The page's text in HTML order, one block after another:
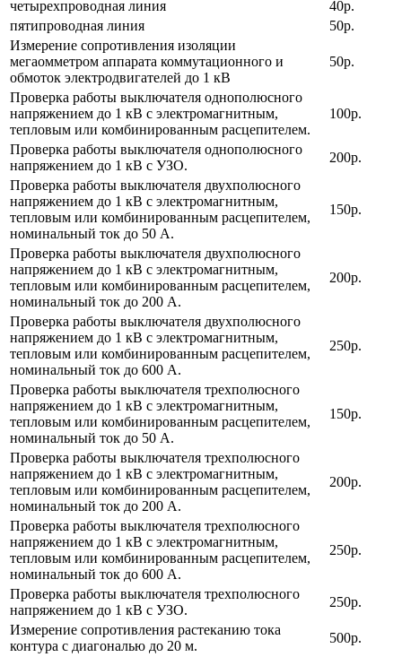
четырехпроводная линия
40р.
пятипроводная линия
50р.
Измерение сопротивления изоляции
мегаомметром аппарата коммутационного и
обмоток электродвигателей до 1 кВ
50р.
Проверка работы выключателя однополюсного
напряжением до 1 кВ с электромагнитным,
тепловым или комбинированным расцепителем.
100р.
Проверка работы выключателя однополюсного
напряжением до 1 кВ с УЗО.
200р.
Проверка работы выключателя двухполюсного
напряжением до 1 кВ с электромагнитным,
тепловым или комбинированным расцепителем,
номинальный ток до 50 А.
150р.
Проверка работы выключателя двухполюсного
напряжением до 1 кВ с электромагнитным,
тепловым или комбинированным расцепителем,
номинальный ток до 200 А.
200р.
Проверка работы выключателя двухполюсного
напряжением до 1 кВ с электромагнитным,
тепловым или комбинированным расцепителем,
номинальный ток до 600 А.
250р.
Проверка работы выключателя трехполюсного
напряжением до 1 кВ с электромагнитным,
тепловым или комбинированным расцепителем,
номинальный ток до 50 А.
150р.
Проверка работы выключателя трехполюсного
напряжением до 1 кВ с электромагнитным,
тепловым или комбинированным расцепителем,
номинальный ток до 200 А.
200р.
Проверка работы выключателя трехполюсного
напряжением до 1 кВ с электромагнитным,
тепловым или комбинированным расцепителем,
номинальный ток до 600 А.
250р.
Проверка работы выключателя трехполюсного
напряжением до 1 кВ с УЗО.
250р.
Измерение сопротивления растеканию тока
контура с диагональю до 20 м.
500р.